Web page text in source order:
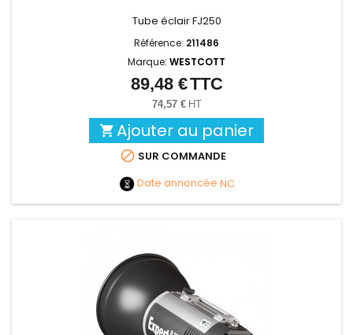
Tube éclair FJ250
Référence: 211486
Marque: WESTCOTT
Prix
89,48 €TTC
74,57 € HT
 Ajouter au panier
 SUR COMMANDE
Date annoncée NC